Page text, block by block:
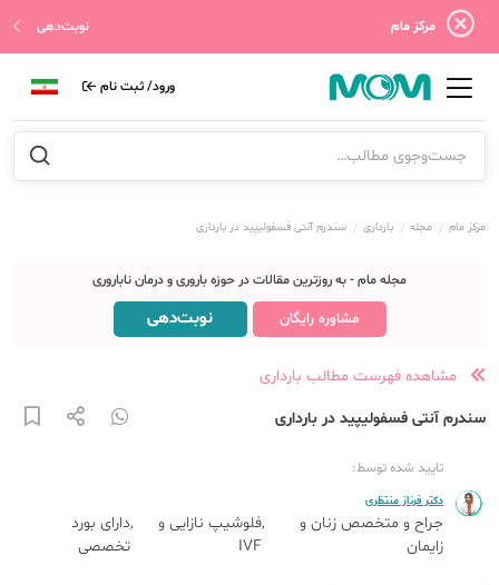
مرکز مام نوبت‌دهی
ورود/ ثبت نام
مرکز مام مجله بارداری سندرم آنتی فسفولیپید در بارداری
مجله مام - به روزترین مقالات در حوزه باروری و درمان ناباروری
مشاوره رایگان نوبت‌دهی
مشاهده فهرست مطالب بارداری
سندرم آنتی فسفولیپید در بارداری
تایید شده توسط:
دکتر فرناز منتظری
جراح و متخصص زنان و
زایمان
فلوشیپ نازایی و
IVF
دارای بورد
تخصصی